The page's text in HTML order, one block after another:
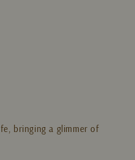
bringing a glimmer of